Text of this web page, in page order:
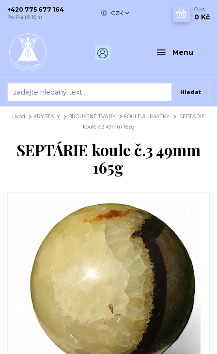
Menu
CZK
Hledat
+420 775 677 164
Po-Pá (8-16h)
0 ks
0 Kč
Úvod KRYSTALY BROUŠENÉ TVARY KOULE & HMATKY
SEPTÁRIE
koule č.3 49mm 165g
SEPTÁRIE koule č.3 49mm
165g